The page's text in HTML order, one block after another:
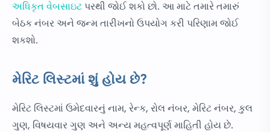
અધિકૃત વેબસાઇટ પરથી જોઈ શકો છો. આ માટે તમારે તમારું
બેઠક નંબર અને જન્મ તારીખનો ઉપયોગ કરી પરિણામ જોઈ
શકશો.
મેરિટ લિસ્ટમાં શું હોય છે?
મેરિટ લિસ્ટમાં ઉમેદવારનું નામ, રેન્ક, રોલ નંબર, મેરિટ નંબર, કુલ
ગુણ, વિષયવાર ગુણ અને અન્ય મહત્વપૂર્ણ માહિતી હોય છે.